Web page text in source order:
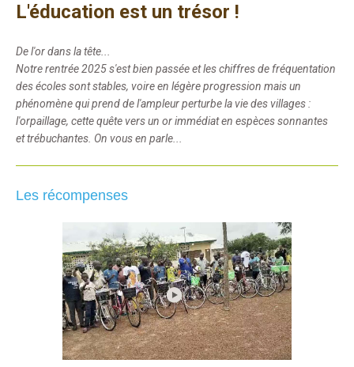
L'éducation est un trésor !
De l'or dans la tête...
Notre rentrée 2025 s'est bien passée et les chiffres de fréquentation
des écoles sont stables, voire en légère progression mais un
phénomène qui prend de l'ampleur perturbe la vie des villages :
l'orpaillage, cette quête vers un or immédiat en espèces sonnantes
et trébuchantes. On vous en parle...
Les récompenses